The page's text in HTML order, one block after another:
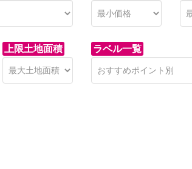
上限土地面積 ラベル一覧